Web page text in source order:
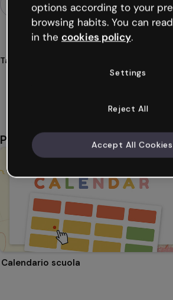
Tags
risorse formative
Potrebbe piacerti anche
Calendario scuola
options according to your
browsing habits. You can
in the cookies policy.
Settings
Reject All
Accept All Cookies